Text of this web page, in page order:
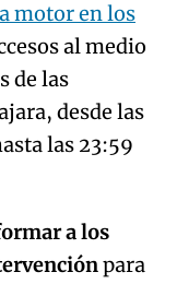
motor en los
al medio
de las
desde las
las 23:59
a los
para